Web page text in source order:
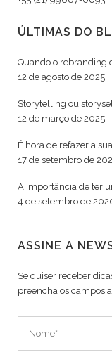
ÚLTIMAS DO
Quando o rebranding
12 de agosto de 2025
Storytelling ou
12 de março de 2025
É hora de refazer a
17 de setembro de
A importância de ter
4 de setembro de
ASSINE A
Se quiser receber
preencha os campos